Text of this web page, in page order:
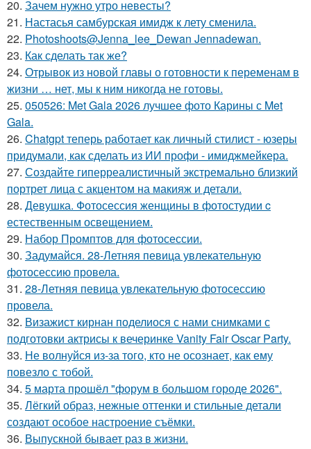
20. Зачем нужно утро невесты?
21. Настасья самбурская имидж к лету сменила.
22. Photoshoots@Jenna_lee_Dewan Jennadewan.
23. Как сделать так же?
24. Отрывок из новой главы о готовности к переменам в
жизни … нет, мы к ним никогда не готовы.
25. 050526: Met Gala 2026 лучшее фото Карины с Met
Gala.
26. Chatgpt теперь работает как личный стилист - юзеры
придумали, как сделать из ИИ профи - имиджмейкера.
27. Создайте гиперреалистичный экстремально близкий
портрет лица с акцентом на макияж и детали.
28. Девушка. Фотосессия женщины в фотостудии c
естественным освещением.
29. Набор Промптов для фотосессии.
30. Задумайся. 28-Летняя певица увлекательную
фотосессию провела.
31. 28-Летняя певица увлекательную фотосессию
провела.
32. Визажист кирнан поделиося с нами снимками с
подготовки актрисы к вечеринке Vanity Fair Oscar Party.
33. Не волнуйся из-за того, кто не осознает, как ему
повезло с тобой.
34. 5 марта прошёл "форум в большом городе 2026".
35. Лёгкий образ, нежные оттенки и стильные детали
создают особое настроение съёмки.
36. Выпускной бывает раз в жизни.